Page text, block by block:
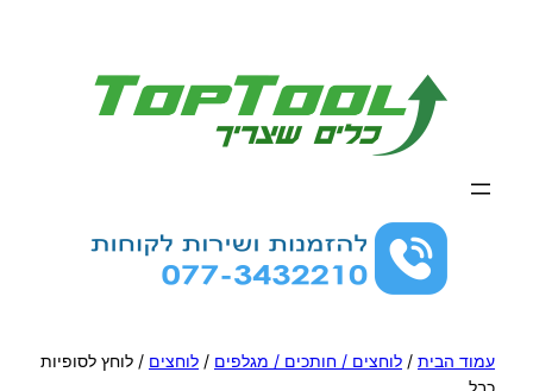
עמוד הבית / לוחצים / חותכים / מגלפים / לוחצים / לוחץ לסופיות